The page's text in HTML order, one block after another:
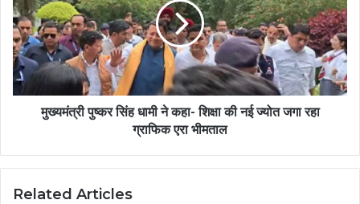
राज्य
धामी
ने
कहा-
शिक्षा
की
नई
भीमताल
मुख्यमंत्री पुष्कर सिंह धामी ने कहा- शिक्षा की नई ज्योत जगा रहा
ग्राफिक एरा भीमताल
Related Articles